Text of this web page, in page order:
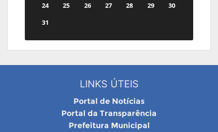
24
25 26 27 28 29
30
31
LINKS ÚTEIS
Portal de Notícias
Portal da Transparência
Prefeitura Municipal